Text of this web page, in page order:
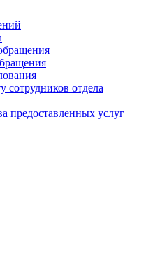
сотрудников отдела
предоставленных услуг